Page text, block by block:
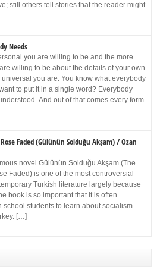
still others tell stories that the reader might
Needs
you are willing to be and the more
willing to be about the details of your own
universal you are. You know what everybody
to put it in a single word? Everybody
And out of that comes every form
Faded (Gülünün Solduğu Akşam) / Ozan
novel Gülünün Solduğu Akşam (The
Faded) is one of the most controversial
Turkish literature largely because
book is so important that it is often
school students to learn about socialism
[…]